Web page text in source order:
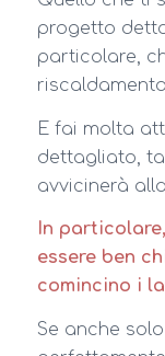
progetto
particolare,
E fai molta
dettagliato,
avvicinerà
In
essere ben
comincino i
Se anche